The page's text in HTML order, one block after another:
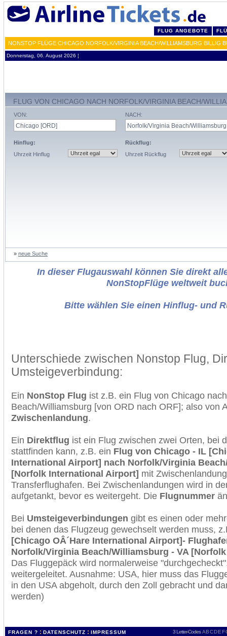
FLUG ANGEBOTE
NONSTOP FLÜGE CHICAGO NORFOLK/VIRGINIA BEACH/WILLIAMSBURG BILLIG
Donnerstag, 06. August 2026 ¦
FLUG VON CHICAGO NACH NORFOLK/VIRGINIA BEACH/
VON:
Hinflug:
Uhrzeit Hinflug
NACH:
Rückflug:
Uhrzeit Rückflug
» neue Suche
In dieser Flugauswahl können Sie direkt
NonStopFlüge weltweit
Bitte wählen Sie einen Hinflug- und
Unterschiede zwischen Nonstop Flug,
Umsteigeverbindung:
Ein NonStop Flug ist z.B. ein Flug von Chicago
Beach/Williamsburg [von ORD nach ORF]; also von
Zwischenlandung.
Ein Direktflug ist ein Flug zwischen zwei Orten, bei
stattfinden kann, z.B. ein Flug von Chicago - IL
International Airport] nach Norfolk/Virginia
[Norfolk International Airport] mit
Transferflughafen. Bei Zwischenlandungen wird in
aufgetankt, bevor es weitergeht. Die Flugnummer
Bei Umsteigeverbindungen gibt es einen oder
bei denen das Flugzeug gewechselt werden muss,
[Chicago OÂ´Hare International Airport]-
Norfolk/Virginia Beach/Williamsburg - VA
Das Fluggepäck wird normalerweise
weitergeleitet. Ausnahme: USA, hier muss das
in den USA abgeholt, durch den Zoll gebracht und
werden)
FRAGEN ? : DATENSCHUTZ : IMPRESSUM 3 Letter-Codes ABCDEF